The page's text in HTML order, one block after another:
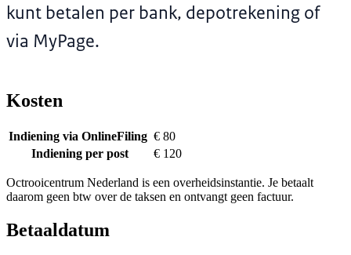
Kosten
Indiening via OnlineFiling € 80
Indiening per post
€ 120
Octrooicentrum Nederland is een overheidsinstantie. Je betaalt
daarom geen btw over de taksen en ontvangt geen factuur.
Betaaldatum
kunt betalen per bank, depotrekening of
via MyPage.